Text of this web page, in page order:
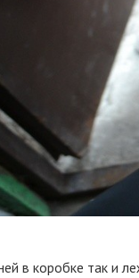
в коробке так и